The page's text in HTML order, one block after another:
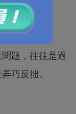
題，往往是過
巧反拙。